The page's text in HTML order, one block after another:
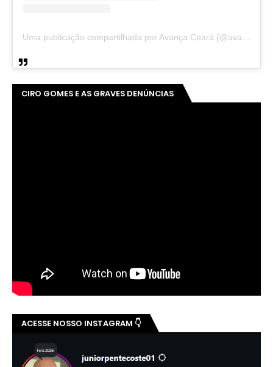
Uma publicação compartilhada por Avança Ceará (@avancaceara)
CIRO GOMES E AS GRAVES DENÚNCIAS
ACESSE NOSSO INSTAGRAM 👇